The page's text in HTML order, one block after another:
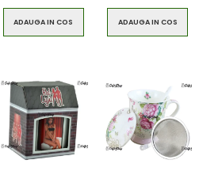
ADAUGA IN COS ADAUGA IN COS